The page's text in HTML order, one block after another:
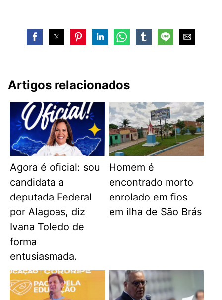
Artigos relacionados
Agora é oficial: sou
candidata a
deputada Federal
por Alagoas, diz
Ivana Toledo de
forma
entusiasmada.
Homem é
encontrado morto
enrolado em fios
em ilha de São Brás